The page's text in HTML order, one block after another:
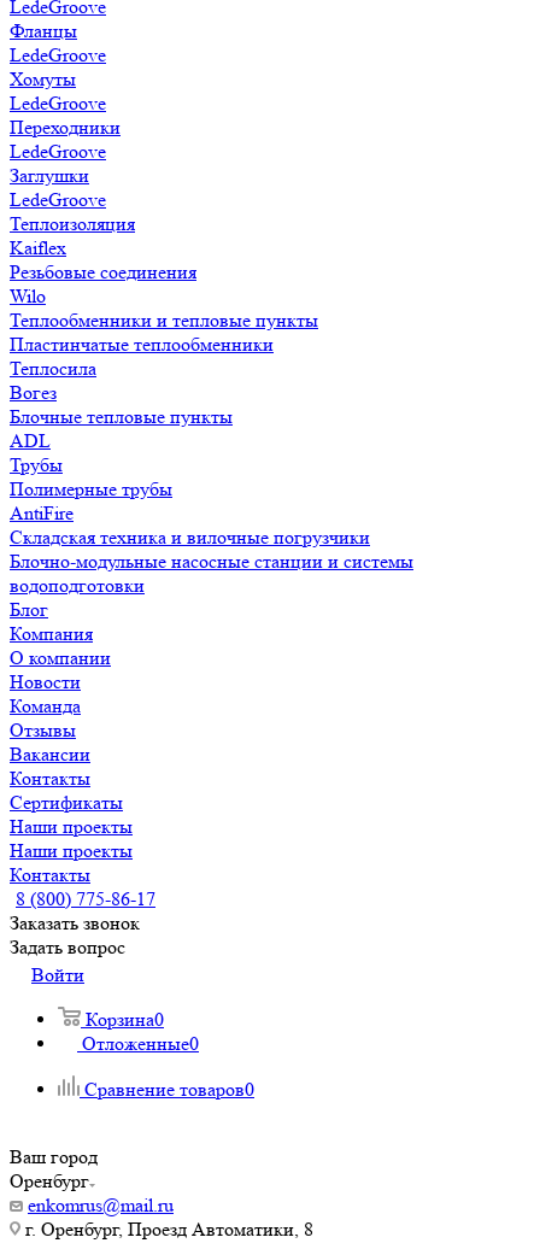
LedeGroove
Фланцы
LedeGroove
Хомуты
LedeGroove
Переходники
LedeGroove
Заглушки
LedeGroove
Теплоизоляция
Kaiflex
Резьбовые соединения
Wilo
Теплообменники и тепловые пункты
Пластинчатые теплообменники
Теплосила
Вогез
Блочные тепловые пункты
ADL
Трубы
Полимерные трубы
AntiFire
Складская техника и вилочные погрузчики
Блочно-модульные насосные станции и системы
водоподготовки
Блог
Компания
О компании
Новости
Команда
Отзывы
Вакансии
Контакты
Сертификаты
Наши проекты
Наши проекты
Контакты
8 (800) 775-86-17
Заказать звонок
Задать вопрос
Войти
Корзина0
Отложенные0
Сравнение товаров0
Ваш город
Оренбург
enkomrus@mail.ru
г. Оренбург, Проезд Автоматики, 8